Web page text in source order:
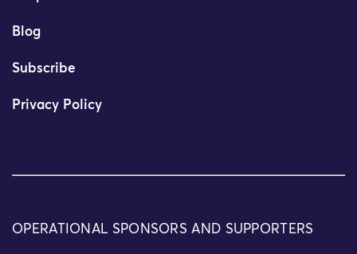
Blog
Subscribe
Privacy Policy
OPERATIONAL SPONSORS AND SUPPORTERS